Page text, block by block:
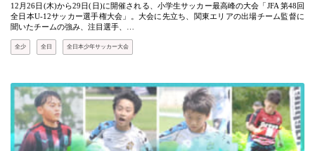
12月26日(木)から29日(日)に開催される、小学生サッカー最高峰の大会「JFA 第48回
全日本U-12サッカー選手権大会」。大会に先立ち、関東エリアの出場チーム監督に
聞いたチームの強み、注目選手、…
全少 全日 全日本少年サッカー大会